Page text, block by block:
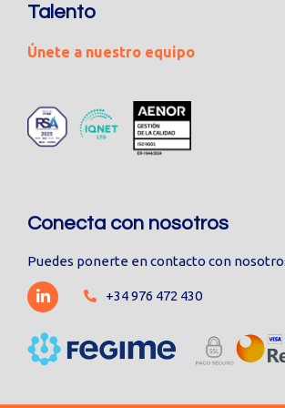
Talento
Únete a nuestro equipo
Conecta con nosotros
Puedes ponerte en contacto con
+34 976 472 430